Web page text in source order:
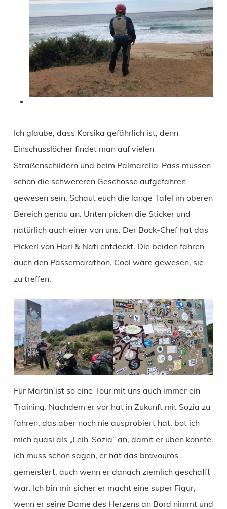
Ich glaube, dass Korsika gefährlich ist, denn
Einschusslöcher findet man auf vielen
Straßenschildern und beim Palmarella-Pass müssen
schon die schwereren Geschosse aufgefahren
gewesen sein. Schaut euch die lange Tafel im oberen
Bereich genau an. Unten picken die Sticker und
natürlich auch einer von uns. Der Bock-Chef hat das
Pickerl von Hari & Nati entdeckt. Die beiden fahren
auch den Pässemarathon. Cool wäre gewesen, sie
zu treffen.
Für Martin ist so eine Tour mit uns auch immer ein
Training. Nachdem er vor hat in Zukunft mit Sozia zu
fahren, das aber noch nie ausprobiert hat, bot ich
mich quasi als „Leih-Sozia“ an, damit er üben konnte.
Ich muss schon sagen, er hat das bravourös
gemeistert, auch wenn er danach ziemlich geschafft
war. Ich bin mir sicher er macht eine super Figur,
wenn er seine Dame des Herzens an Bord nimmt und